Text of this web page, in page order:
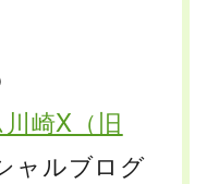
崎X（旧
ャルブログ